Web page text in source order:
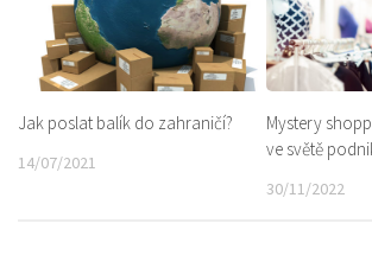
Jak poslat balík do zahraničí?
14/07/2021
Mystery
ve světě
30/11/2022